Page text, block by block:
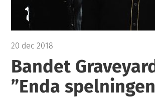
20 dec 2018
Bandet
”Enda